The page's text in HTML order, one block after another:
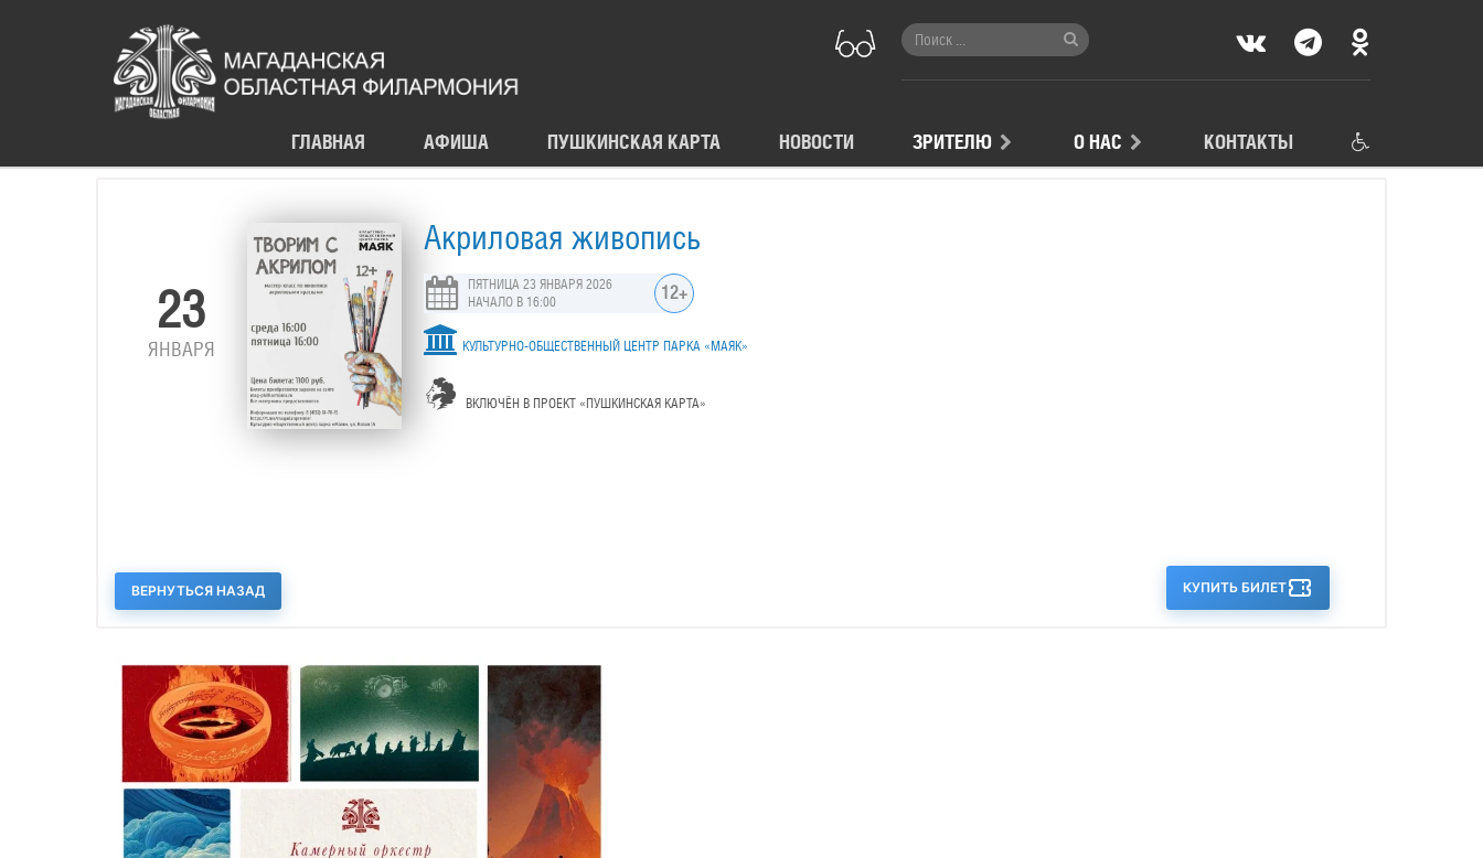
ГЛАВНАЯ АФИША ПУШКИНСКАЯ КАРТА НОВОСТИ ЗРИТЕЛЮ О НАС КОНТАКТЫ
23
ЯНВАРЯ
Акриловая живопись
ПЯТНИЦА 23 ЯНВАРЯ 2026
НАЧАЛО В 16:00
12+
КУЛЬТУРНО-ОБЩЕСТВЕННЫЙ ЦЕНТР ПАРКА «МАЯК»
ВКЛЮЧЁН В ПРОЕКТ «ПУШКИНСКАЯ КАРТА»
КУПИТЬ БИЛЕТ
ВЕРНУТЬСЯ НАЗАД